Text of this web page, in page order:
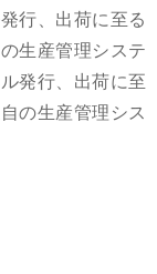
行、出荷に至る
生産管理システ
発行、出荷に至
の生産管理シス